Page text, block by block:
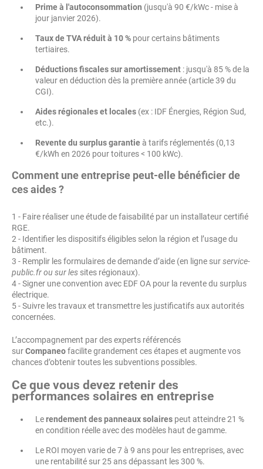
Prime à l'autoconsommation (jusqu'à 90 €/kWc - mise à
jour janvier 2026).
Taux de TVA réduit à 10 % pour certains bâtiments
tertiaires.
Déductions fiscales sur amortissement : jusqu'à 85 % de la
valeur en déduction dès la première année (article 39 du
CGI).
Aides régionales et locales (ex : IDF Énergies, Région Sud,
etc.).
Revente du surplus garantieà tarifs réglementés (0,13
€/kWh en 2026 pour toitures < 100 kWc).
Comment une entreprise peut-elle bénéficier de
ces aides ?
1 - Faire réaliser une étude de faisabilité par un installateur certifié
RGE.
2 - Identifier les dispositifs éligibles selon la région et l’usage du
bâtiment.
3 - Remplir les formulaires de demande d’aide (en ligne surservice-
public.fr ou sur les sites régionaux).
4 - Signer une convention avec EDF OA pour la revente du surplus
électrique.
5 - Suivre les travaux et transmettre les justificatifs aux autorités
concernées.
L’accompagnement par des experts référencés
surCompaneofacilite grandement ces étapes et augmente vos
chances d’obtenir toutes les subventions possibles.
Ce que vous devez retenir des
performances solaires en entreprise
Lerendement des panneaux solaires peut atteindre 21 %
en condition réelle avec des modèles haut de gamme.
Le ROI moyen varie de 7 à 9 ans pour les entreprises, avec
une rentabilité sur 25 ans dépassant les 300 %.